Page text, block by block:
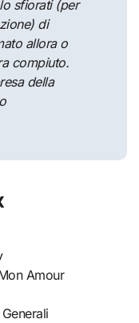
sfiorati (per
di
allora o
compiuto.
della
Amour